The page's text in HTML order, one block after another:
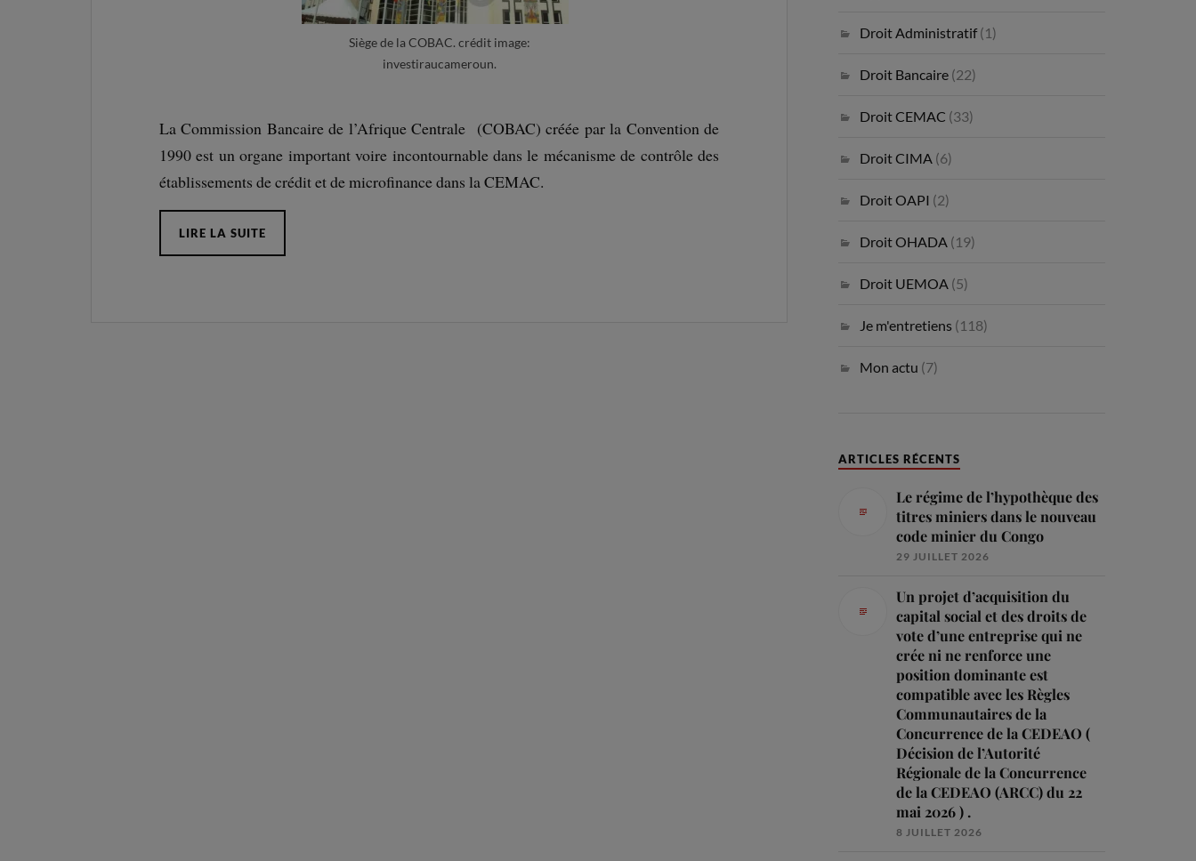
Siège de la COBAC. crédit image:
investiraucameroun.
La Commission Bancaire de l’Afrique Centrale (COBAC) créée par la Convention de
1990 est un organe important voire incontournable dans le mécanisme de contrôle des
établissements de crédit et de microfinance dans la CEMAC.
LIRE LA SUITE
Droit Administratif(1)
Droit Bancaire (22)
Droit CEMAC (33)
Droit CIMA (6)
Droit OAPI (2)
Droit OHADA (19)
Droit UEMOA (5)
Je m'entretiens (118)
Mon actu (7)
ARTICLES RÉCENTS
Le régime de l’hypothèque des
titres miniers dans le nouveau
code minier du Congo
29 JUILLET 2026
Un projet d’acquisition du
capital social et des droits de
vote d’une entreprise qui ne
crée ni ne renforce une
position dominante est
compatible avec les Règles
Communautaires de la
Concurrence de la CEDEAO (
Décision de l’Autorité
Régionale de la Concurrence
de la CEDEAO (ARCC) du 22
mai 2026 ) .
8 JUILLET 2026